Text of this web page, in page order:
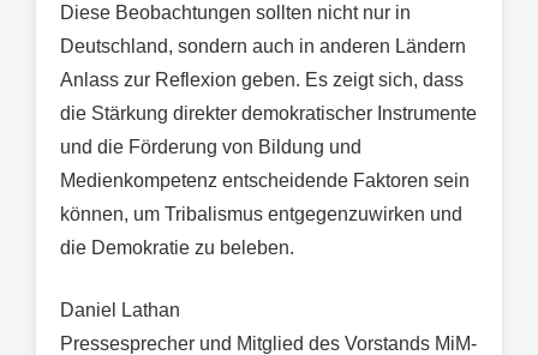
Diese Beobachtungen sollten nicht nur in
Deutschland, sondern auch in anderen Ländern
Anlass zur Reflexion geben. Es zeigt sich, dass
die Stärkung direkter demokratischer Instrumente
und die Förderung von Bildung und
Medienkompetenz entscheidende Faktoren sein
können, um Tribalismus entgegenzuwirken und
die Demokratie zu beleben.
Daniel Lathan
Pressesprecher und Mitglied des Vorstands MiM-